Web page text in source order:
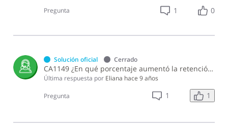
Pregunta
1 0
Solución oficial Cerrado
CA1149 ¿En qué porcentaje aumentó la retención aplicable a los premios o ganancias obtenidas en máquinas tragamonedas en el 2012?
Última respuesta por Eliana hace 9 años
Pregunta 1 1